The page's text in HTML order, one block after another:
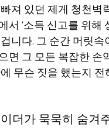
져 있던 제게 청천벽
서 ‘소득 신고를 위해
니다. 그 순간 머릿
면 그 모든 복잡한 손
무슨 짓을 했는지
더가 묵묵히 숨겨